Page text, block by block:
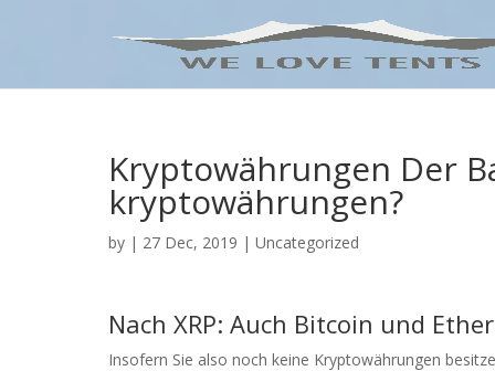
Kryptowährungen Der
kryptowährungen?
by | 27 Dec, 2019 | Uncategorized
Nach XRP: Auch Bitcoin und
Insofern Sie also noch keine Kryptowährungen